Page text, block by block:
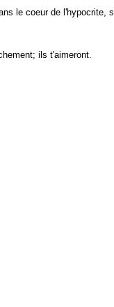
le coeur de l'hypocrite,
ils t'aimeront.